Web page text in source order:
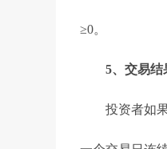
≥0。
5、交易结
投资者如果